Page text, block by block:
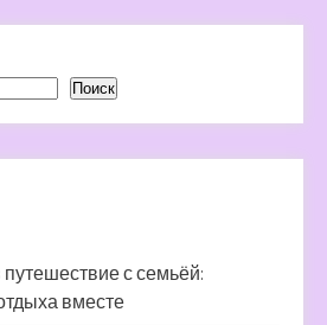
Поиск
путешествие с семьёй:
вместе